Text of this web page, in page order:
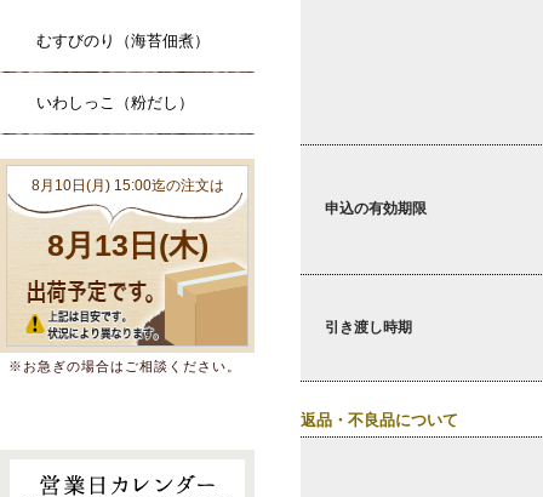
申込の有効期限
引き渡し時期
返品・不良品について
むすびのり（海苔佃煮）
いわしっこ（粉だし）
※お急ぎの場合はご相談ください。